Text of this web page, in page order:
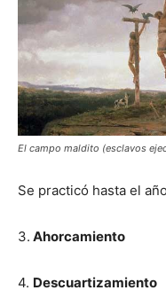
El campo maldito (esclavos
Se practicó hasta el
3. Ahorcamiento
4. Descuartizamiento